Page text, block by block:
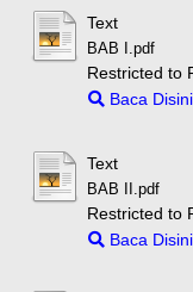
Text
BAB I.pdf
Restricted to
Baca
Text
BAB II.pdf
Restricted to
Baca